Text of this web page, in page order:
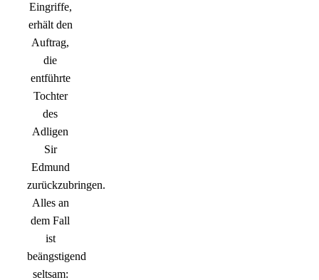
Eingriffe,
erhält den
Auftrag,
die
entführte
Tochter
des
Adligen
Sir
Edmund
zurückzubringen.
Alles an
dem Fall
ist
beängstigend
seltsam: